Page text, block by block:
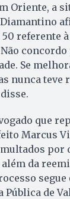
Oriente, a
referente
Se
nunca teve
que
Marcus
multados
da
Pública de